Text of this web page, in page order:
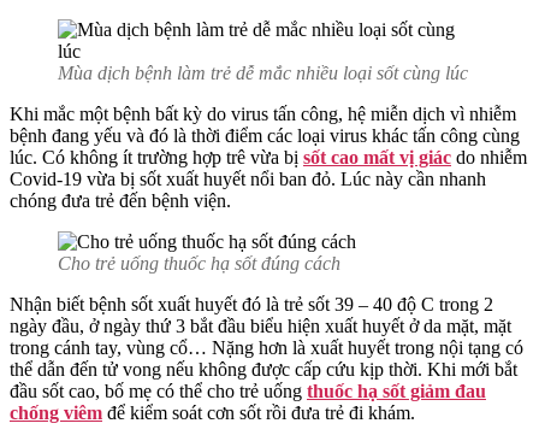
Mùa dịch bệnh làm trẻ dễ mắc nhiều loại sốt cùng lúc
Khi mắc một bệnh bất kỳ do virus tấn công, hệ miễn dịch vì nhiễm
bệnh đang yếu và đó là thời điểm các loại virus khác tấn công cùng
lúc. Có không ít trường hợp trê vừa bị sốt cao mất vị giác do nhiễm
Covid-19 vừa bị sốt xuất huyết nổi ban đỏ. Lúc này cần nhanh
chóng đưa trẻ đến bệnh viện.
Cho trẻ uống thuốc hạ sốt đúng cách
Nhận biết bệnh sốt xuất huyết đó là trẻ sốt 39 – 40 độ C trong 2
ngày đầu, ở ngày thứ 3 bắt đầu biểu hiện xuất huyết ở da mặt, mặt
trong cánh tay, vùng cổ… Nặng hơn là xuất huyết trong nội tạng có
thể dẫn đến tử vong nếu không được cấp cứu kịp thời. Khi mới bắt
đầu sốt cao, bố mẹ có thể cho trẻ uống thuốc hạ sốt giảm đau
chống viêm để kiểm soát cơn sốt rồi đưa trẻ đi khám.